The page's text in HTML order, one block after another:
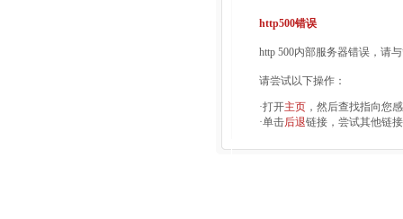
http500错误
http 500内部服务器错误，请
请尝试以下操作：
·打开主页 ，然后查找指向您
·单击后退链接，尝试其他链